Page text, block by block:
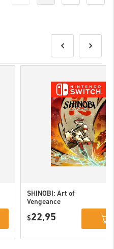
SHINOBI: Art of
Vengeance
EU
$22,95